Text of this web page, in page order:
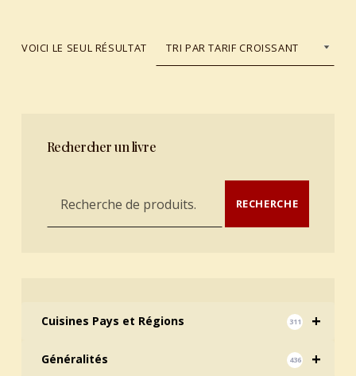
VOICI LE SEUL RÉSULTAT
Rechercher un livre
Recherche pour : RECHERCHE
+
Cuisines Pays et Régions 311
+
Généralités 436